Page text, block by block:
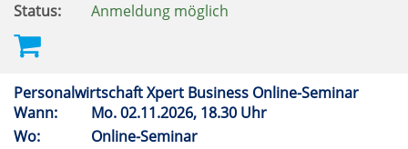
Status:
Anmeldung möglich
Personalwirtschaft Xpert Business Online-Seminar
Wann:
Mo.02.11.2026, 18.30 Uhr
Wo:
Online-Seminar